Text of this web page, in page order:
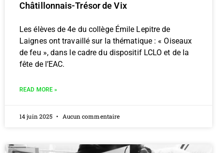
Châtillonnais-Trésor de Vix
Les élèves de 4e du collège Émile Lepitre de
Laignes ont travaillé sur la thématique : « Oiseaux
de feu », dans le cadre du dispositif LCLO et de la
fête de l’EAC.
READ MORE »
14 juin 2025 Aucun commentaire